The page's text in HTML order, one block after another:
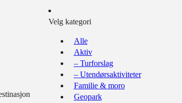
Velg kategori
Alle
Aktiv
– Turforslag
– Utendørsaktiviteter
Familie & moro
Geopark